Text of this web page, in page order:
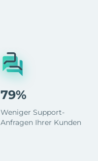
79%
Weniger Support-
Anfragen Ihrer Kunden